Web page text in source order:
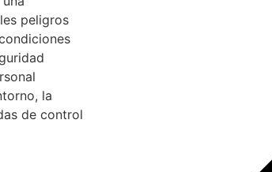
peligros
la
de control